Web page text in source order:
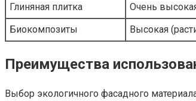
Глиняная плитка Очень
Биокомпозиты
Высокая
Преимущества
Выбор экологичного фасадного